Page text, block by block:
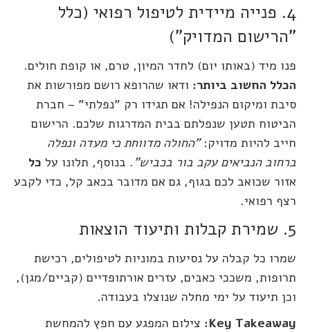
4. פנייה מיידית לטיפול רפואי (כלל
"הרישום המדויק")
פנו מיד (באותו יום) לחדר המיון, טרם, או קופת חולים.
הכלל החשוב ביותר: ודאו שהרופא רושם מפורשות את
סיבת ומיקום הנפילה! אם תגידו רק "נפלתי" – חברת
הביטוח תטען שנפלתם בבית המדרגות שלכם. הרישום
חייב להיות מדויק:"החולה מדווחת כי מעדה ונפלה
ברחוב הנביאים עקב בור בכביש" . בנוסף, תלונו על כל
אזור שכואב לכם בגוף, גם אם מדובר בכאב קל, כדי לקבע
רצף רפואי.
5. שמירת קבלות ותיעוד הוצאות
שמרו כל קבלה על נסיעות במוניות לטיפולים, רכישת
תרופות, משככי כאבים, עזרים אורתופדיים (קביים/מגן),
וכן תיעוד על ימי מחלה שנוצלו בעבודה.
Key Takeaway: צילום המפגע עם חפץ להמחשת